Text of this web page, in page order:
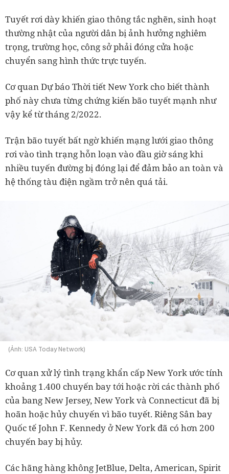
Tuyết rơi dày khiến giao thông tắc nghẽn, sinh hoạt
thường nhật của người dân bị ảnh hưởng nghiêm
trọng, trường học, công sở phải đóng cửa hoặc
chuyển sang hình thức trực tuyến.
Cơ quan Dự báo Thời tiết New York cho biết thành
phố này chưa từng chứng kiến bão tuyết mạnh như
vậy kể từ tháng 2/2022.
Trận bão tuyết bất ngờ khiến mạng lưới giao thông
rơi vào tình trạng hỗn loạn vào đầu giờ sáng khi
nhiều tuyến đường bị đóng lại để đảm bảo an toàn và
hệ thống tàu điện ngầm trở nên quá tải.
(Ảnh: USA Today Network)
Cơ quan xử lý tình trạng khẩn cấp New York ước tính
khoảng 1.400 chuyến bay tới hoặc rời các thành phố
của bang New Jersey, New York và Connecticut đã bị
hoãn hoặc hủy chuyến vì bão tuyết. Riêng Sân bay
Quốc tế John F. Kennedy ở New York đã có hơn 200
chuyến bay bị hủy.
Các hãng hàng không JetBlue, Delta, American, Spirit